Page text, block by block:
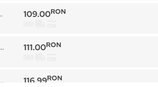
109.00RON
111.00RON
116.99RON